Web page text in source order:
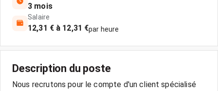
3 mois
Salaire
12,31 € à 12,31 €par heure
Description du poste
Nous recrutons pour le compte d'un client spécialisé